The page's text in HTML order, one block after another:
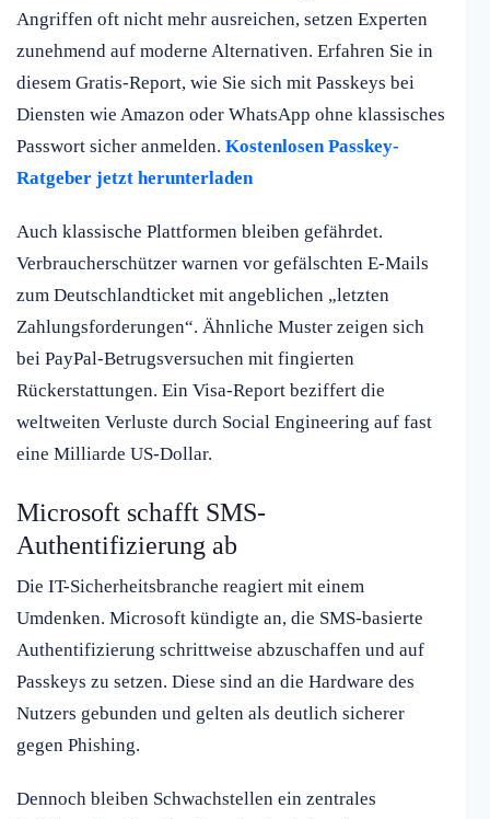
Angriffen oft nicht mehr ausreichen, setzen Experten
zunehmend auf moderne Alternativen. Erfahren Sie in
diesem Gratis-Report, wie Sie sich mit Passkeys bei
Diensten wie Amazon oder WhatsApp ohne klassisches
Passwort sicher anmelden. Kostenlosen Passkey-
Ratgeber jetzt herunterladen
Auch klassische Plattformen bleiben gefährdet.
Verbraucherschützer warnen vor gefälschten E-Mails
zum Deutschlandticket mit angeblichen „letzten
Zahlungsforderungen“. Ähnliche Muster zeigen sich
bei PayPal-Betrugsversuchen mit fingierten
Rückerstattungen. Ein Visa-Report beziffert die
weltweiten Verluste durch Social Engineering auf fast
eine Milliarde US-Dollar.
Microsoft schafft SMS-
Authentifizierung ab
Die IT-Sicherheitsbranche reagiert mit einem
Umdenken. Microsoft kündigte an, die SMS-basierte
Authentifizierung schrittweise abzuschaffen und auf
Passkeys zu setzen. Diese sind an die Hardware des
Nutzers gebunden und gelten als deutlich sicherer
gegen Phishing.
Dennoch bleiben Schwachstellen ein zentrales